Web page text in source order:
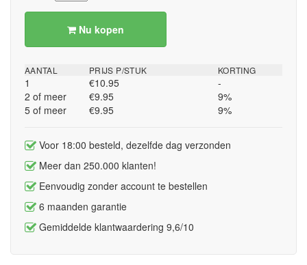
Nu kopen
AANTAL
1
2 of meer
5 of meer
PRIJS P/STUK
€10.95
€9.95
€9.95
KORTING
-
9%
9%
Voor 18:00 besteld, dezelfde dag verzonden
Meer dan 250.000 klanten!
Eenvoudig zonder account te bestellen
6 maanden garantie
Gemiddelde klantwaardering 9,6/10